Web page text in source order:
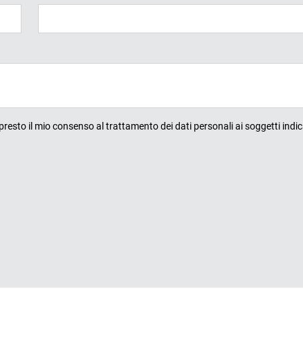
il mio consenso al trattamento dei dati personali ai soggetti